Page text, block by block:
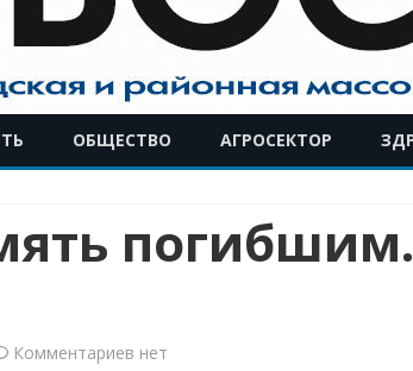
к
ОБЩЕСТВО АГРОСЕКТОР
Комментариев кнет